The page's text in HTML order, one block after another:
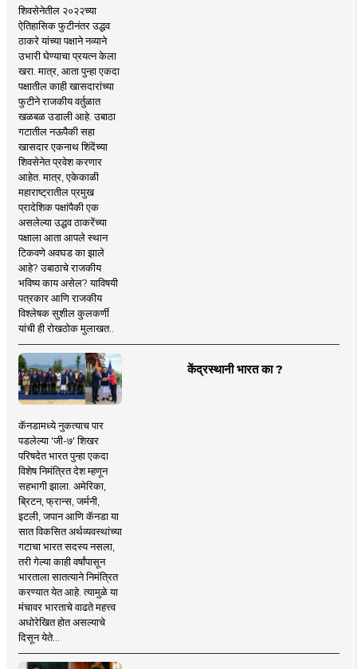
शिवसेनेतील २०२२च्या
ऐतिहासिक फुटीनंतर उद्धव
ठाकरे यांच्या पक्षाने नव्याने
उभारी घेण्याचा प्रयत्न केला
खरा. मात्र, आता पुन्हा एकदा
पक्षातील काही खासदारांच्या
फुटीने राजकीय वर्तुळात
खळबळ उडाली आहे. उबाठा
गटातील नऊपैकी सहा
खासदार एकनाथ शिंदेंच्या
शिवसेनेत प्रवेश करणार
आहेत. मात्र, एकेकाळी
महाराष्ट्रातील प्रमुख
प्रादेशिक पक्षांपैकी एक
असलेल्या उद्धव ठाकरेंच्या
पक्षाला आता आपले स्थान
टिकवणे अवघड का झाले
आहे? उबाठाचे राजकीय
भविष्य काय असेल? याविषयी
पत्रकार आणि राजकीय
विश्लेषक सुशील कुलकर्णी
यांची ही रोखठोक मुलाखत..
केंद्रस्थानी भारत का ?
कॅनडामध्ये नुकत्याच पार
पडलेल्या 'जी-७' शिखर
परिषदेत भारत पुन्हा एकदा
विशेष निमंत्रित देश म्हणून
सहभागी झाला. अमेरिका,
ब्रिटन, फ्रान्स, जर्मनी,
इटली, जपान आणि कॅनडा या
सात विकसित अर्थव्यवस्थांच्या
गटाचा भारत सदस्य नसला,
तरी गेल्या काही वर्षांपासून
भारताला सातत्याने निमंत्रित
करण्यात येत आहे. त्यामुळे या
मंचावर भारताचे वाढते महत्त्व
अधोरेखित होत असल्याचे
दिसून येते...